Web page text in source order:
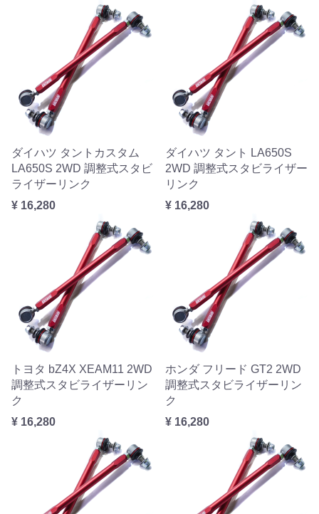
ダイハツ タントカスタム
LA650S 2WD 調整式スタビ
ライザーリンク
¥ 16,280
ダイハツ タント LA650S
2WD 調整式スタビライザー
リンク
¥ 16,280
トヨタ bZ4X XEAM11 2WD
調整式スタビライザーリン
ク
¥ 16,280
ホンダ フリード GT2 2WD
調整式スタビライザーリン
ク
¥ 16,280